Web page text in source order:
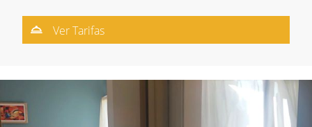
Ver Tarifas